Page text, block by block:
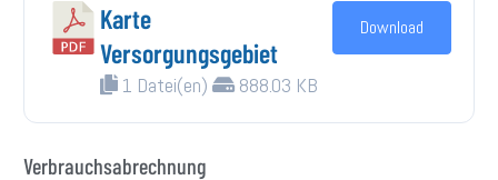
Karte
Versorgungsgebiet
1 Datei(en) 888.03 KB
Download
Verbrauchsabrechnung